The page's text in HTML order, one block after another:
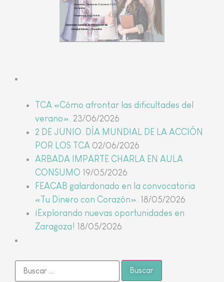
TCA «Cómo afrontar las dificultades del
verano». 23/06/2026
2 DE JUNIO. DÍA MUNDIAL DE LA ACCIÓN
POR LOS TCA 02/06/2026
ARBADA IMPARTE CHARLA EN AULA
CONSUMO 19/05/2026
FEACAB galardonado en la convocatoria
«Tu Dinero con Corazón». 18/05/2026
¡Explorando nuevas oportunidades en
Zaragoza! 18/05/2026